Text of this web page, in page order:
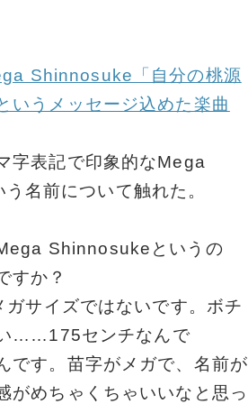
Shinnosuke「自分の桃源
いうメッセージ込めた楽曲
字表記で印象的なMega
名前について触れた。
Shinnosukeというの
すか？
ガサイズではないです。ボチ
……175センチなんで
です。苗字がメガで、名前が
がめちゃくちゃいいなと思っ